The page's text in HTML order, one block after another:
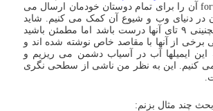
بر روی دکمه forward آن را برای تمام دوستان خودمان ارسال می
در دنیای وب و شیوع آن کمک می کنیم. شاید
از هر ۱۰ ایمیل اینچنینی ۹ تای آنها درست باشد اما مطمئن باشید
از آنها با مقاصد خاص نوشته شده اند و
این ایمیلها آب در آسیاب دشمن می ریزیم و
می کنیم. این به نظر من ناشی از سطحی نگری
چند مثال بزنم: